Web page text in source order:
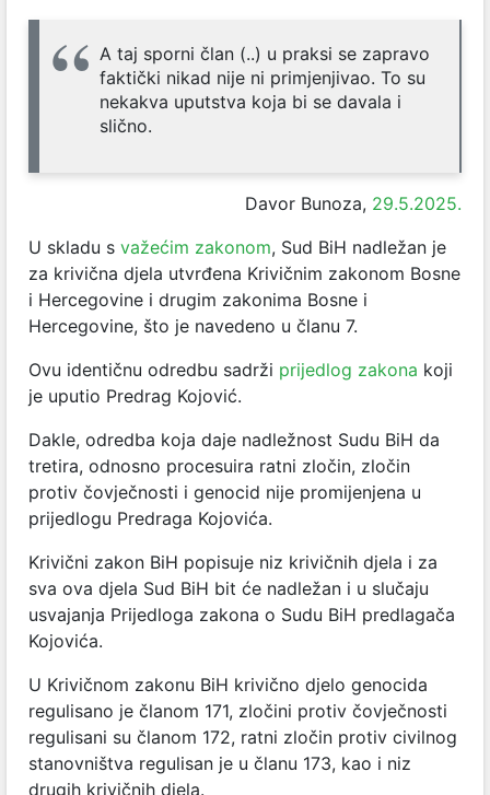
A taj sporni član (..) u praksi se zapravo
faktički nikad nije ni primjenjivao. To su
nekakva uputstva koja bi se davala i
slično.
Davor Bunoza, 29.5.2025.
U skladu s važećim zakonom, Sud BiH nadležan je
za krivična djela utvrđena Krivičnim zakonom Bosne
i Hercegovine i drugim zakonima Bosne i
Hercegovine, što je navedeno u članu 7.
Ovu identičnu odredbu sadrži prijedlog zakona koji
je uputio Predrag Kojović.
Dakle, odredba koja daje nadležnost Sudu BiH da
tretira, odnosno procesuira ratni zločin, zločin
protiv čovječnosti i genocid nije promijenjena u
prijedlogu Predraga Kojovića.
Krivični zakon BiH popisuje niz krivičnih djela i za
sva ova djela Sud BiH bit će nadležan i u slučaju
usvajanja Prijedloga zakona o Sudu BiH predlagača
Kojovića.
U Krivičnom zakonu BiH krivično djelo genocida
regulisano je članom 171, zločini protiv čovječnosti
regulisani su članom 172, ratni zločin protiv civilnog
stanovništva regulisan je u članu 173, kao i niz
drugih krivičnih djela.